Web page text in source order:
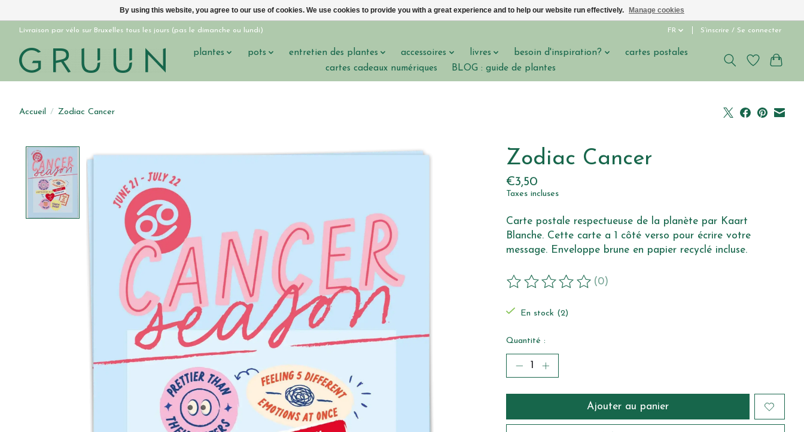
Livraison par vélo sur Bruxelles tous les jours (pas le dimanche ou lundi) FR S’inscrire / Se connecter
plantes pots entretien des plantes accessoires livres besoin d'inspiration?
cartes postales
cartes cadeaux numériques
BLOG : guide de plantes
Accueil / Zodiac Cancer
Zodiac Cancer
€3,50
Taxes incluses
Carte postale respectueuse de la planète par Kaart
Blanche. Cette carte a 1 côté verso pour écrire votre
message. Enveloppe brune en papier recyclé incluse.
Ce produit est évalué à
(0)
En stock (2)
Quantité :
Ajouter au panier
By using this website, you agree to our use of cookies. We use cookies to provide you with a great experience and to help our website run effectively. Manage cookies